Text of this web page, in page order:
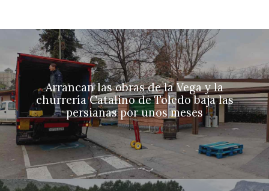
Arrancan las obras de la Vega y la
churrería Catalino de Toledo baja las
persianas por unos meses